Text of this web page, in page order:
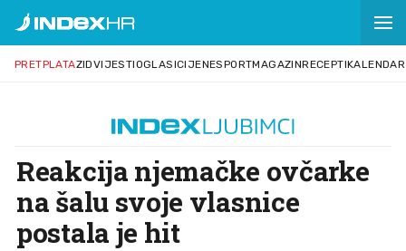
PRETPLATAZIDVIJESTIOGLASICIJENESPORTMAGAZINRECEPTIKALENDAR
Reakcija njemačke ovčarke
na šalu svoje vlasnice
postala je hit